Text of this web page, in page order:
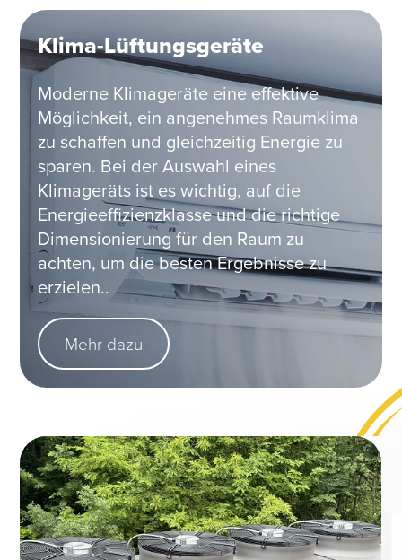
Klima-Lüftungsgeräte
Moderne Klimageräte eine effektive
Möglichkeit, ein angenehmes Raumklima
zu schaffen und gleichzeitig Energie zu
sparen. Bei der Auswahl eines
Klimageräts ist es wichtig, auf die
Energieeffizienzklasse und die richtige
Dimensionierung für den Raum zu
achten, um die besten Ergebnisse zu
erzielen..
Mehr dazu